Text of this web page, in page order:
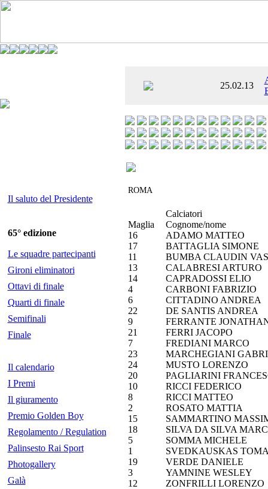
25.02.13
Il saluto del Presidente
65° edizione
Le squadre partecipanti
Gironi eliminatori
Ottavi di finale
Quarti di finale
Semifinali
Finale
Il calendario
I Premi
Il giuramento
Premio Golden Boy
Regolamento / Regulation
Palinsesto Rai Sport
Photogallery
Galà
ROMA
Calciatori
Maglia
Cognome/nome
16
ADAMO MATTEO
17
BATTAGLIA SIMONE
11
BUMBA CLAUDIN
13
CALABRESI ARTURO
14
CAPRADOSSI ELIO
4
CARBONI FABRIZIO
6
CITTADINO ANDREA
22
DE SANTIS ANDREA
9
FERRANTE
21
FERRI JACOPO
7
FREDIANI MARCO
23
MARCHEGIANI
24
MUSTO LORENZO
20
PAGLIARINI
10
RICCI FEDERICO
8
RICCI MATTEO
2
ROSATO MATTIA
15
SAMMARTINO
18
SILVA DA SILVA
5
SOMMA MICHELE
1
SVEDKAUSKAS
19
VERDE DANIELE
3
YAMNINE WESLEY
12
ZONFRILLI LORENZO